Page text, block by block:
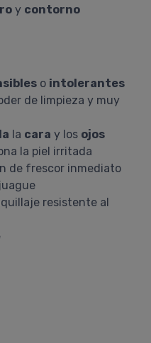
y contorno
o intolerantes
de limpieza y muy
la cara y los ojos
la piel irritada
de frescor inmediato
resistente al